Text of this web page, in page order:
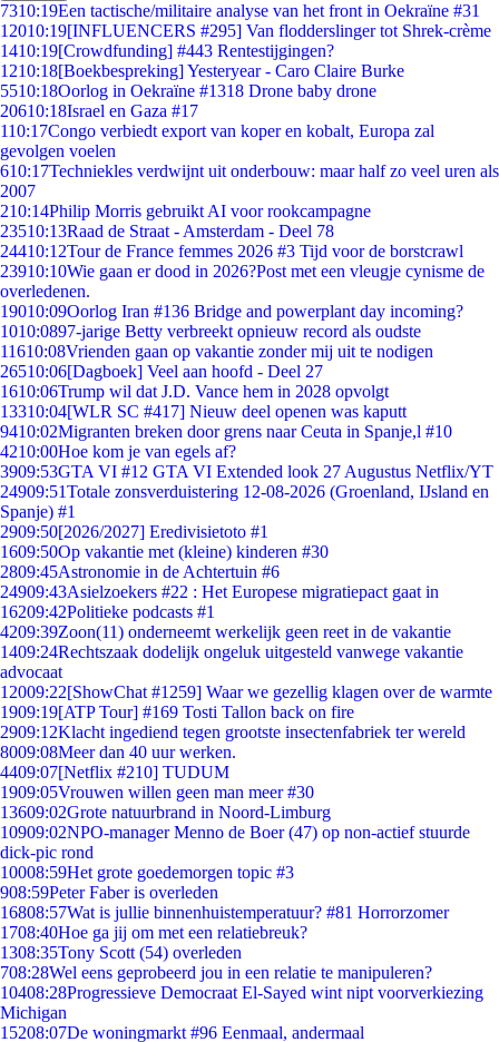
7310:19Een tactische/militaire analyse van het front in Oekraïne #31
12010:19[INFLUENCERS #295] Van flodderslinger tot Shrek-crème
1410:19[Crowdfunding] #443 Rentestijgingen?
1210:18[Boekbespreking] Yesteryear - Caro Claire Burke
5510:18Oorlog in Oekraïne #1318 Drone baby drone
20610:18Israel en Gaza #17
110:17Congo verbiedt export van koper en kobalt, Europa zal
gevolgen voelen
610:17Techniekles verdwijnt uit onderbouw: maar half zo veel uren als
2007
210:14Philip Morris gebruikt AI voor rookcampagne
23510:13Raad de Straat - Amsterdam - Deel 78
24410:12Tour de France femmes 2026 #3 Tijd voor de borstcrawl
23910:10Wie gaan er dood in 2026?Post met een vleugje cynisme de
overledenen.
19010:09Oorlog Iran #136 Bridge and powerplant day incoming?
1010:0897-jarige Betty verbreekt opnieuw record als oudste
11610:08Vrienden gaan op vakantie zonder mij uit te nodigen
26510:06[Dagboek] Veel aan hoofd - Deel 27
1610:06Trump wil dat J.D. Vance hem in 2028 opvolgt
13310:04[WLR SC #417] Nieuw deel openen was kaputt
9410:02Migranten breken door grens naar Ceuta in Spanje,l #10
4210:00Hoe kom je van egels af?
3909:53GTA VI #12 GTA VI Extended look 27 Augustus Netflix/YT
24909:51Totale zonsverduistering 12-08-2026 (Groenland, IJsland en
Spanje) #1
2909:50[2026/2027] Eredivisietoto #1
1609:50Op vakantie met (kleine) kinderen #30
2809:45Astronomie in de Achtertuin #6
24909:43Asielzoekers #22 : Het Europese migratiepact gaat in
16209:42Politieke podcasts #1
4209:39Zoon(11) onderneemt werkelijk geen reet in de vakantie
1409:24Rechtszaak dodelijk ongeluk uitgesteld vanwege vakantie
advocaat
12009:22[ShowChat #1259] Waar we gezellig klagen over de warmte
1909:19[ATP Tour] #169 Tosti Tallon back on fire
2909:12Klacht ingediend tegen grootste insectenfabriek ter wereld
8009:08Meer dan 40 uur werken.
4409:07[Netflix #210] TUDUM
1909:05Vrouwen willen geen man meer #30
13609:02Grote natuurbrand in Noord-Limburg
10909:02NPO-manager Menno de Boer (47) op non-actief stuurde
dick-pic rond
10008:59Het grote goedemorgen topic #3
908:59Peter Faber is overleden
16808:57Wat is jullie binnenhuistemperatuur? #81 Horrorzomer
1708:40Hoe ga jij om met een relatiebreuk?
1308:35Tony Scott (54) overleden
708:28Wel eens geprobeerd jou in een relatie te manipuleren?
10408:28Progressieve Democraat El-Sayed wint nipt voorverkiezing
Michigan
15208:07De woningmarkt #96 Eenmaal, andermaal